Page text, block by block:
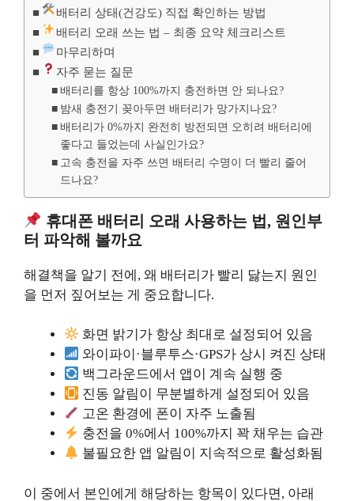
배터리 상태(건강도) 직접 확인하는 방법
배터리 오래 쓰는 법 – 최종 요약 체크리스트
마무리하며
자주 묻는 질문
배터리를 항상 100%까지 충전하면 안 되나요?
밤새 충전기 꽂아두면 배터리가 망가지나요?
배터리가 0%까지 완전히 방전되면 오히려 배터리에
좋다고 들었는데 사실인가요?
고속 충전을 자주 쓰면 배터리 수명이 더 빨리 줄어
드나요?
휴대폰 배터리 오래 사용하는 법, 원인부
터 파악해 볼까요
해결책을 알기 전에, 왜 배터리가 빨리 닳는지 원인
을 먼저 짚어보는 게 중요합니다.
화면 밝기가 항상 최대로 설정되어 있음
와이파이·블루투스·GPS가 상시 켜진 상태
백그라운드에서 앱이 계속 실행 중
진동 알림이 무분별하게 설정되어 있음
고온 환경에 폰이 자주 노출됨
충전을 0%에서 100%까지 꽉 채우는 습관
불필요한 앱 알림이 지속적으로 활성화됨
이 중에서 본인에게 해당하는 항목이 있다면, 아래